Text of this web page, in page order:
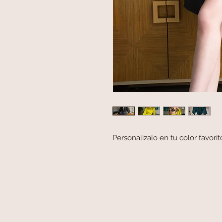
Personalizalo en tu color